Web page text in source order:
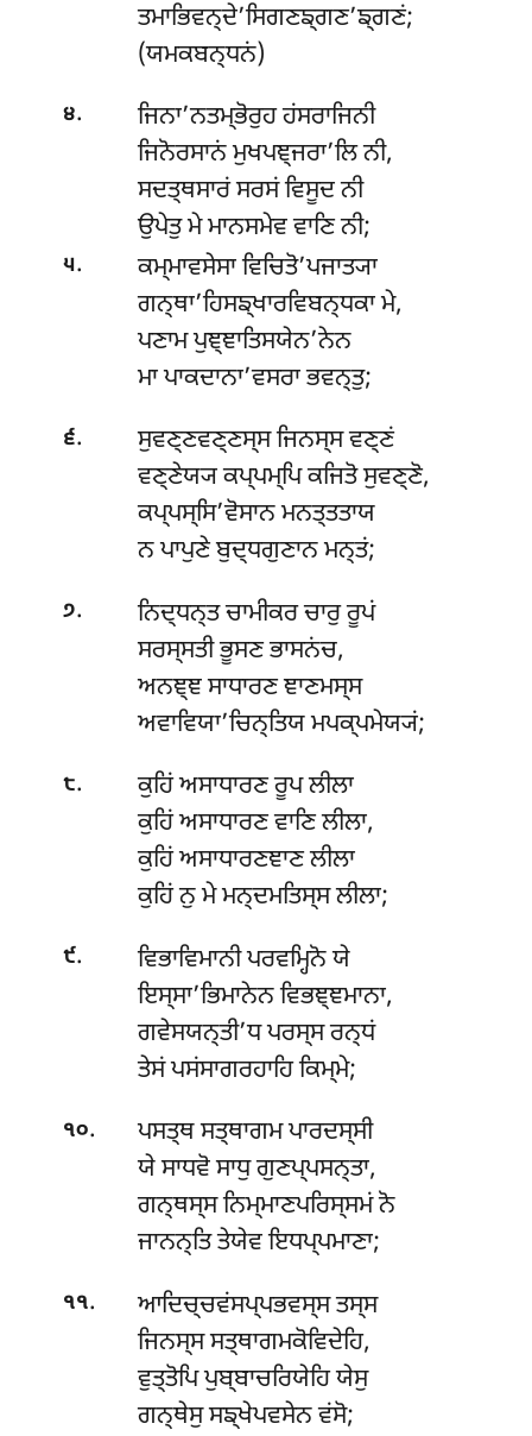
ਤਮਾਭਿਵਨ੍ਦੇ’ਸਿਗਣਙ੍ਗਣ’ਙ੍ਗਣਂ;
(ਯਮਕਬਨ੍ਧਨਂ)
੪.
ਜਿਨਾ’ਨਤਮ੍ਭੋਰੁਹ ਹਂਸਰਾਜਿਨੀ
ਜਿਨੋਰਸਾਨਂ ਮੁਖਪਞ੍ਜਰਾ’ਲਿ ਨੀ,
ਸਦਤ੍ਥਸਾਰਂ ਸਰਸਂ ਵਿਸੂਦ ਨੀ
ਉਪੇਤੁ ਮੇ ਮਾਨਸਮੇਵ ਵਾਣਿ ਨੀ;
੫.
ਕਮ੍ਮਾਵਸੇਸਾ ਵਿਚਿਤੋ’ਪਜਾਤ੍ਯਾ
ਗਨ੍ਥਾ’ਹਿਸਙ੍ਖਾਰਵਿਬਨ੍ਧਕਾ ਮੇ,
ਪਣਾਮ ਪੁਞ੍ਞਾਤਿਸਯੇਨ’ਨੇਨ
ਮਾ ਪਾਕਦਾਨਾ’ਵਸਰਾ ਭਵਨ੍ਤੁ;
੬.
ਸੁਵਣ੍ਣਵਣ੍ਣਸ੍ਸ ਜਿਨਸ੍ਸ ਵਣ੍ਣਂ
ਵਣ੍ਣੇਯ੍ਯ ਕਪ੍ਪਮ੍ਪਿ ਕਜਿਤੋ ਸੁਵਣ੍ਣੋ,
ਕਪ੍ਪਸ੍ਸਿ’ਵੋਸਾਨ ਮਨਤ੍ਤਤਾਯ
ਨ ਪਾਪੁਣੇ ਬੁਦ੍ਧਗੁਣਾਨ ਮਨ੍ਤਂ;
੭.
ਨਿਦ੍ਧਨ੍ਤ ਚਾਮੀਕਰ ਚਾਰੁ ਰੂਪਂ
ਸਰਸ੍ਸਤੀ ਭੂਸਣ ਭਾਸਨਂਚ,
ਅਨਞ੍ਞ ਸਾਧਾਰਣ ਞਾਣਮਸ੍ਸ
ਅਵਾਵਿਯਾ’ਚਿਨ੍ਤਿਯ ਮਪਕ੍ਪਮੇਯ੍ਯਂ;
੮.
ਕੁਹਿਂ ਅਸਾਧਾਰਣ ਰੂਪ ਲੀਲਾ
ਕੁਹਿਂ ਅਸਾਧਾਰਣ ਵਾਣਿ ਲੀਲਾ,
ਕੁਹਿਂ ਅਸਾਧਾਰਣਞਾਣ ਲੀਲਾ
ਕੁਹਿਂ ਨੁ ਮੇ ਮਨ੍ਦਮਤਿਸ੍ਸ ਲੀਲਾ;
੯.
ਵਿਭਾਵਿਮਾਨੀ ਪਰਵਮ੍ਹਿਨੋ ਯੇ
ਇਸ੍ਸਾ’ਭਿਮਾਨੇਨ ਵਿਭਞ੍ਞਮਾਨਾ,
ਗਵੇਸਯਨ੍ਤੀ’ਧ ਪਰਸ੍ਸ ਰਨ੍ਧਂ
ਤੇਸਂ ਪਸਂਸਾਗਰਹਾਹਿ ਕਿਮ੍ਮੇ;
੧੦.
ਪਸਤ੍ਥ ਸਤ੍ਥਾਗਮ ਪਾਰਦਸ੍ਸੀ
ਯੇ ਸਾਧਵੋ ਸਾਧੁ ਗੁਣਪ੍ਪਸਨ੍ਤਾ,
ਗਨ੍ਥਸ੍ਸ ਨਿਮ੍ਮਾਣਪਰਿਸ੍ਸਮਂ ਨੋ
ਜਾਨਨ੍ਤਿ ਤੇਯੇਵ ਇਧਪ੍ਪਮਾਣਾ;
੧੧.
ਆਦਿਚ੍ਚਵਂਸਪ੍ਪਭਵਸ੍ਸ ਤਸ੍ਸ
ਜਿਨਸ੍ਸ ਸਤ੍ਥਾਗਮਕੋਵਿਦੇਹਿ,
ਵੁਤ੍ਤੋਪਿ ਪੁਬ੍ਬਾਚਰਿਯੇਹਿ ਯੇਸੁ
ਗਨ੍ਥੇਸੁ ਸਙ੍ਖੇਪਵਸੇਨ ਵਂਸੋ;